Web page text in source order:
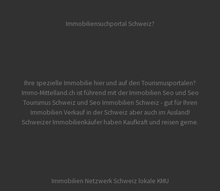
Immobiliensuchportal Schweiz?
Ihre spezielle Immobilie hier und auf den Tourismusportalen?
Immo-Mittelland.ch ist führend mit der Immobilien Seo und Seo
Tourismus Schweiz und Seo Immobilien Schweiz - gut für Ihren
Immobilien Verkauf in der Schweiz aber auch im Ausland!
Schweizer Immobilienkäufer haben Kaufkraft und reisen gerne.
Immobilien Netzwerk Schweiz lokale KMU